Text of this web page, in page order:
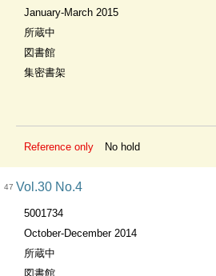
January-March 2015
所蔵中
図書館
集密書架
Reference only No hold
47 Vol.30 No.4
5001734
October-December 2014
所蔵中
図書館